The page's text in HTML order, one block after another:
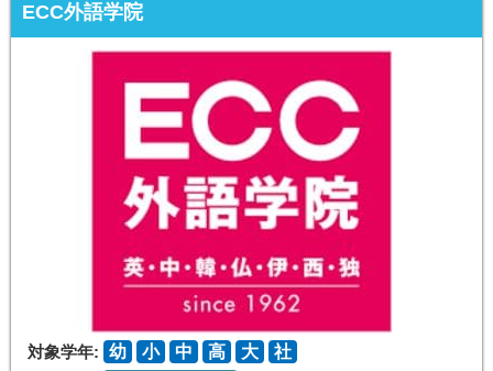
ECC外語学院
対象学年: 幼 小 中 高 大
社